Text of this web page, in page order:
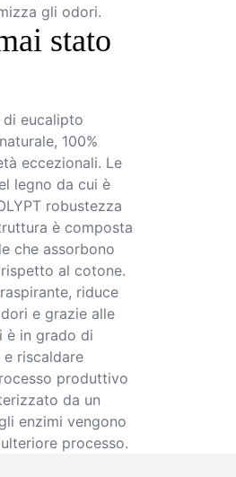
gli odori.
stato
eucalipto
100%
eccezionali. Le
legno da cui è
robustezza
è composta
che assorbono
al cotone.
riduce
e grazie alle
è in grado di
riscaldare
produttivo
da un
enzimi vengono
processo.